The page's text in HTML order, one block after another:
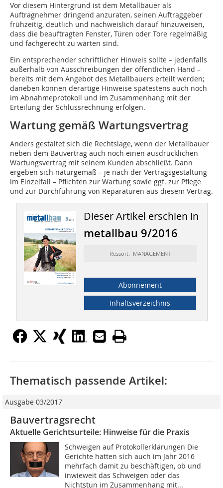
Vor diesem Hintergrund ist dem Metallbauer als
Auftragnehmer dringend anzuraten, seinen Auftraggeber
frühzeitig, deutlich und nachweislich darauf hinzuweisen,
dass die beauftragten Fenster, Türen oder Tore regelmäßig
und fachgerecht zu warten sind.
Ein entsprechender schriftlicher Hinweis sollte – jedenfalls
außerhalb von Ausschreibungen der öffentlichen Hand –
bereits mit dem Angebot des Metallbauers erteilt werden;
daneben können derartige Hinweise spätestens auch noch
im Abnahmeprotokoll und im Zusammenhang mit der
Erteilung der Schlussrechnung erfolgen.
Wartung gemäß Wartungsvertrag
Anders gestaltet sich die Rechtslage, wenn der Metallbauer
neben dem Bauvertrag auch noch einen ausdrücklichen
Wartungsvertrag mit seinem Kunden abschließt. Dann
ergeben sich naturgemäß – je nach der Vertragsgestaltung
im Einzelfall – Pflichten zur Wartung sowie ggf. zur Pflege
und zur Durchführung von Reparaturen aus diesem Vertrag.
Dieser Artikel erschien in
metallbau 9/2016
Ressort: MANAGEMENT
Abonnement
Inhaltsverzeichnis
Thematisch passende Artikel:
Ausgabe 03/2017
Bauvertragsrecht
Aktuelle Gerichtsurteile: Hinweise für die Praxis
Schweigen auf Protokollerklärungen Die
Gerichte hatten sich auch im Jahr 2016
mehrfach damit zu beschäftigen, ob und
inwieweit das Schweigen oder das
Nichtstun im Zusammenhang mit...